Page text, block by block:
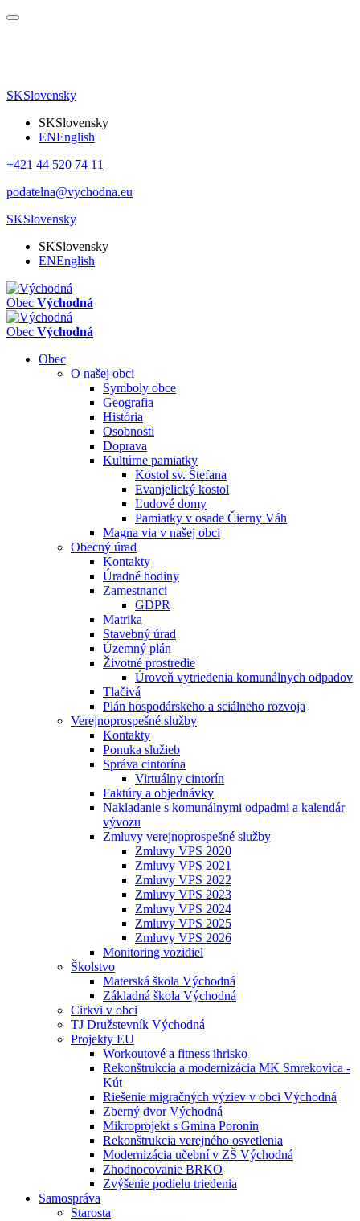
SKSlovensky
SKSlovensky
ENEnglish
+421 44 520 74 11
podatelna@vychodna.eu
SKSlovensky
SKSlovensky
ENEnglish
Obec Východná
Obec Východná
Obec
O našej obci
Symboly obce
Geografia
História
Osobnosti
Doprava
Kultúrne pamiatky
Kostol sv. Štefana
Evanjelický kostol
Ľudové domy
Pamiatky v osade Čierny Váh
Magna via v našej obci
Obecný úrad
Kontakty
Úradné hodiny
Zamestnanci
GDPR
Matrika
Stavebný úrad
Územný plán
Životné prostredie
Úroveň vytriedenia komunálnych odpadov
Tlačivá
Plán hospodárskeho a sciálneho rozvoja
Verejnoprospešné služby
Kontakty
Ponuka služieb
Správa cintorína
Virtuálny cintorín
Faktúry a objednávky
Nakladanie s komunálnymi odpadmi a kalendár
vývozu
Zmluvy verejnoprospešné služby
Zmluvy VPS 2020
Zmluvy VPS 2021
Zmluvy VPS 2022
Zmluvy VPS 2023
Zmluvy VPS 2024
Zmluvy VPS 2025
Zmluvy VPS 2026
Monitoring vozidiel
Školstvo
Materská škola Východná
Základná škola Východná
Cirkvi v obci
TJ Družstevník Východná
Projekty EU
Workoutové a fitness ihrisko
Rekonštrukcia a modernizácia MK Smrekovica -
Kút
Riešenie migračných výziev v obci Východná
Zberný dvor Východná
Mikroprojekt s Gmina Poronin
Rekonštrukcia verejného osvetlenia
Modernizácia učební v ZŠ Východná
Zhodnocovanie BRKO
Zvýšenie podielu triedenia
Samospráva
Starosta